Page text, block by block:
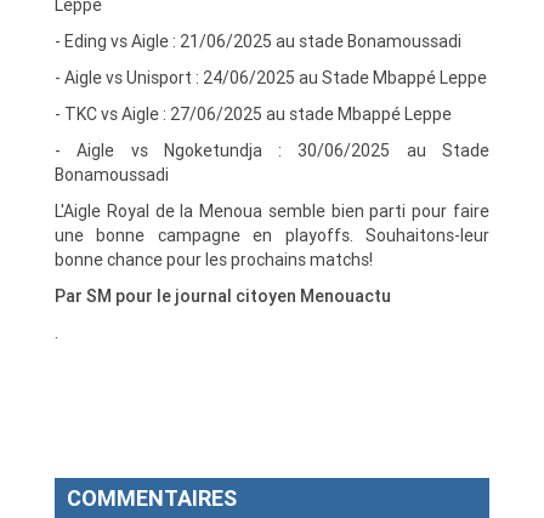
Leppe
- Eding vs Aigle : 21/06/2025 au stade Bonamoussadi
- Aigle vs Unisport : 24/06/2025 au Stade Mbappé Leppe
- TKC vs Aigle : 27/06/2025 au stade Mbappé Leppe
- Aigle vs Ngoketundja : 30/06/2025 au Stade
Bonamoussadi
L'Aigle Royal de la Menoua semble bien parti pour faire
une bonne campagne en playoffs. Souhaitons-leur
bonne chance pour les prochains matchs!
Par SM pour le journal citoyen Menouactu
.
COMMENTAIRES